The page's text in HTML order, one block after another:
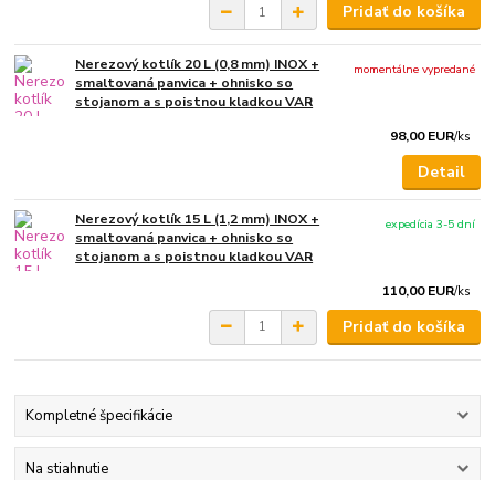
Pridať do košíka
Nerezový kotlík 20 L (0,8 mm) INOX +
smaltovaná panvica + ohnisko so
stojanom a s poistnou kladkou VAR
98,00 EUR/ks
momentálne vypredané
Detail
Nerezový kotlík 15 L (1,2 mm) INOX +
smaltovaná panvica + ohnisko so
stojanom a s poistnou kladkou VAR
110,00 EUR/ks
expedícia 3-5 dní
Pridať do košíka
Kompletné špecifikácie
Na stiahnutie